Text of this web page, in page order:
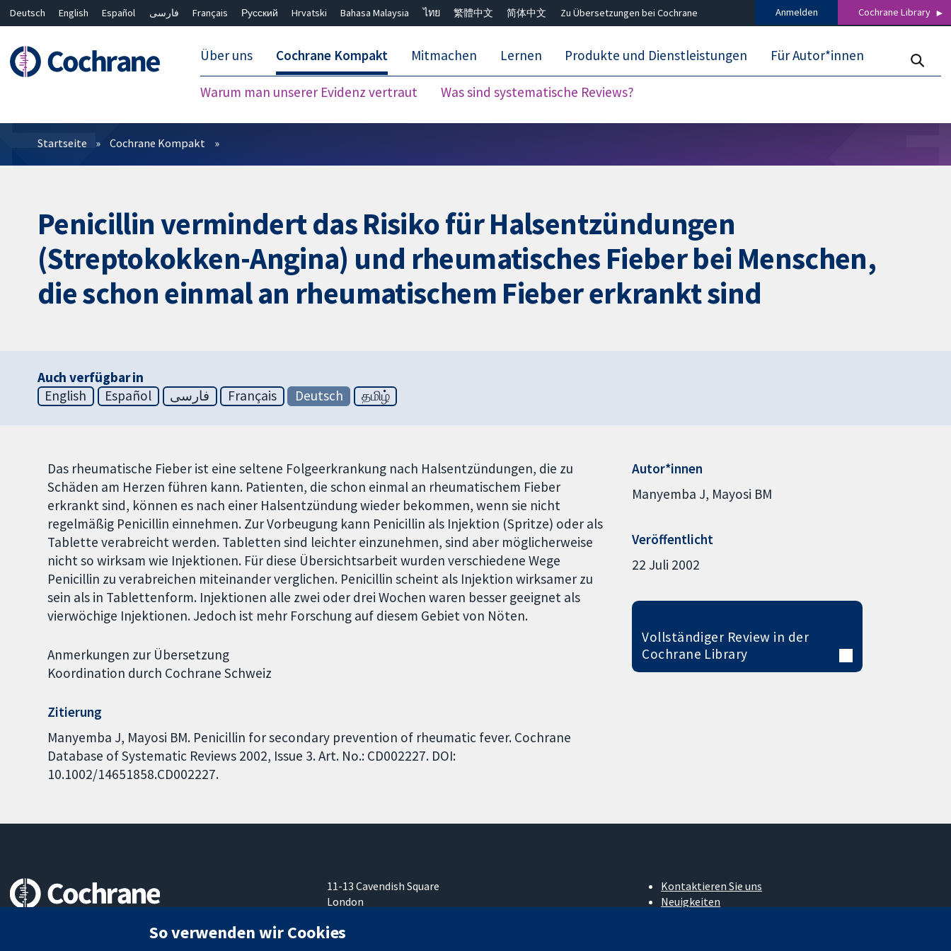
Deutsch English Español فارسی Français Русский Hrvatski Bahasa Malaysia ไทย 繁體中文 简体中文 Zu Übersetzungen bei Cochrane Anmelden Cochrane Library
Über uns Cochrane Kompakt
Warum man unserer Evidenz vertraut Was sind systematische Reviews?
Mitmachen Lernen Produkte und Dienstleistungen Für Autor*innen
Filter
Startseite Cochrane Kompakt
Penicillin vermindert das Risiko für Halsentzündungen
(Streptokokken-Angina) und rheumatisches Fieber bei Menschen,
die schon einmal an rheumatischem Fieber erkrankt sind
Auch verfügbar in
English
Español فارسی Français Deutsch தமிழ்
Das rheumatische Fieber ist eine seltene Folgeerkrankung nach Halsentzündungen, die zu
Schäden am Herzen führen kann. Patienten, die schon einmal an rheumatischem Fieber
erkrankt sind, können es nach einer Halsentzündung wieder bekommen, wenn sie nicht
regelmäßig Penicillin einnehmen. Zur Vorbeugung kann Penicillin als Injektion (Spritze) oder als
Tablette verabreicht werden. Tabletten sind leichter einzunehmen, sind aber möglicherweise
nicht so wirksam wie Injektionen. Für diese Übersichtsarbeit wurden verschiedene Wege
Penicillin zu verabreichen miteinander verglichen. Penicillin scheint als Injektion wirksamer zu
sein als in Tablettenform. Injektionen alle zwei oder drei Wochen waren besser geeignet als
vierwöchige Injektionen. Jedoch ist mehr Forschung auf diesem Gebiet von Nöten.
Anmerkungen zur Übersetzung
Koordination durch Cochrane Schweiz
Zitierung
Manyemba J, Mayosi BM. Penicillin for secondary prevention of rheumatic fever. Cochrane
Database of Systematic Reviews 2002, Issue 3. Art. No.: CD002227. DOI:
10.1002/14651858.CD002227.
Autor*innen
Manyemba J Mayosi BM
Veröffentlicht
22 Juli 2002
Vollständiger Review in der
Cochrane Library
11-13 Cavendish Square
London
Vereinigtes Königreich
Kontaktieren Sie uns
Neuigkeiten
So verwenden wir Cookies